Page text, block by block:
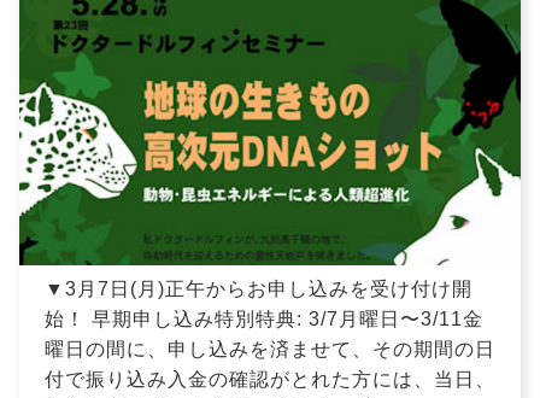
▼3月7日(月)正午からお申し込みを受け付け開
始！ 早期申し込み特別特典: 3/7月曜日〜3/11金
曜日の間に、申し込みを済ませて、その期間の日
付で振り込み入金の確認がとれた方には、当日、